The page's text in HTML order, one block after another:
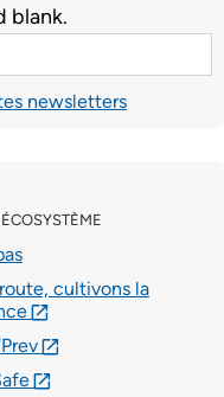
cultivons la
lien externe
lien externe
lien externe
blank.
newsletters